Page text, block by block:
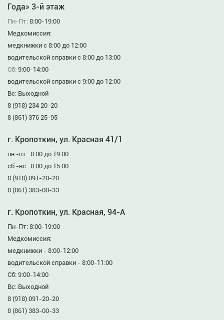
Года» 3-й этаж
Пн-Пт: 8:00-19:00
Медкомиссия:
медкнижки с 8:00 до 12:00
водительской справки с 8:00 до 13:00
Сб: 9:00-14:00
водительской справки с 9:00 до 12:00
Вс: Выходной
8 (918) 234 20-20
8 (861) 376 25-95
г. Кропоткин, ул. Красная 41/1
пн.-пт.: 8:00 до 19:00
сб.-вс.: 8:00 до 15:00
8 (918) 091-20-20
8 (861) 383-00-33
г. Кропоткин, ул. Красная, 94-А
Пн-Пт: 8:00-19:00
Медкомиссия:
медкнижки - 8:00-12:00
водительской справки - 8:00-11:00
Сб: 9:00-14:00
Вс: Выходной
8 (918) 091-20-20
8 (861) 383-00-33